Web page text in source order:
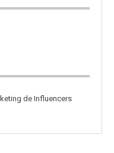
de Influencers